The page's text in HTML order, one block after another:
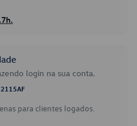
login na sua conta.
para clientes logados.